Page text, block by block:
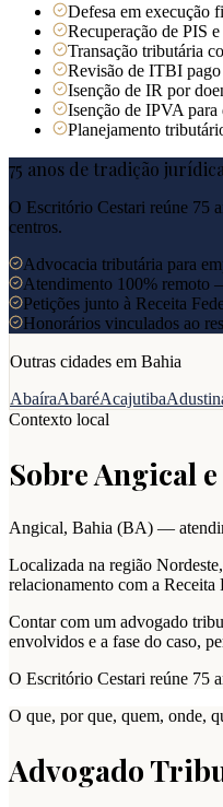
Defesa em execução
Recuperação de PIS
Transação tributária
Revisão de ITBI
Isenção de IR por
Isenção de IPVA
Planejamento
75 anos de tradição jurídica
O Escritório Cestari reúne 75
centros.
Advocacia tributária para
Atendimento 100% remoto
Petições junto à Receita
Honorários vinculados ao
Outras cidades em Bahia
AbaíraAbaréAcajutiba
Contexto local
SobreAngical
Angical, Bahia (BA) —
Localizada na região
relacionamento com a
Contar com um advogado
envolvidos e a fase do caso,
O Escritório Cestari reúne 75
O que, por que, quem, onde,
Advogado